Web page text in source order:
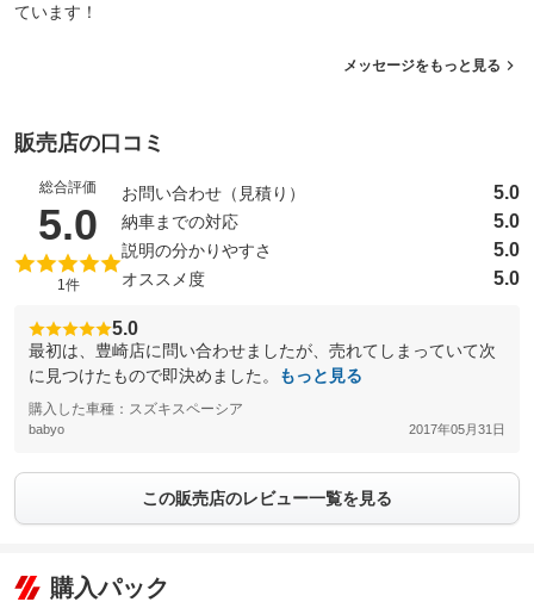
ています！
メッセージをもっと見る
販売店の口コミ
総合評価
5.0 （5点満点中）
1件
お問い合わせ（見積り） 5.0
納車までの対応 5.0
説明の分かりやすさ 5.0
オススメ度 5.0
5.0
最初は、豊崎店に問い合わせましたが、売れてしまっていて次
に見つけたもので即決めました。
もっと見る
購入した車種：スズキスペーシア
babyo 2017年05月31日
この販売店のレビュー一覧を見る
購入パック